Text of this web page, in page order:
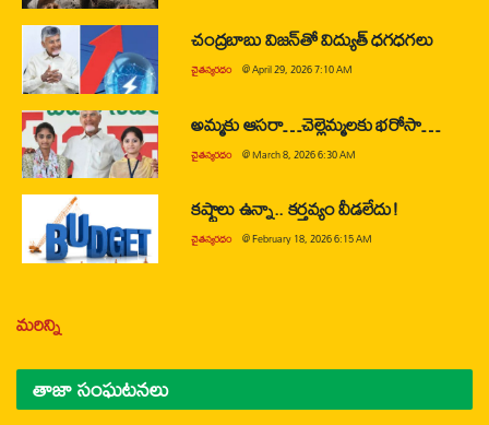
చంద్రబాబు విజన్‌తో విద్యుత్ ధగధగలు
చైతన్యరధం @April 29, 2026 7:10 AM
అమ్మకు ఆసరా…చెల్లెమ్మలకు భరోసా…
చైతన్యరధం @March 8, 2026 6:30 AM
కష్టాలు ఉన్నా.. కర్తవ్యం వీడలేదు!
చైతన్యరధం @February 18, 2026 6:15 AM
మరిన్ని
తాజా సంఘటనలు